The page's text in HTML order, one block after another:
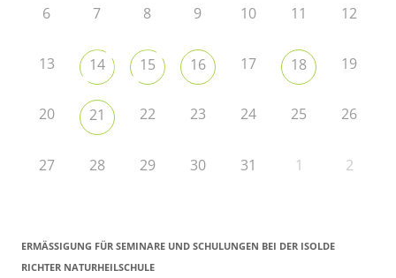
6 7 8 9 10 11 12
13 14 15 16 17 18 19
20 21 22 23 24 25 26
27 28 29 30 31 1 2
ERMÄSSIGUNG FÜR SEMINARE UND SCHULUNGEN BEI DER ISOLDE R
ICHTER NATURHEILSCHULE